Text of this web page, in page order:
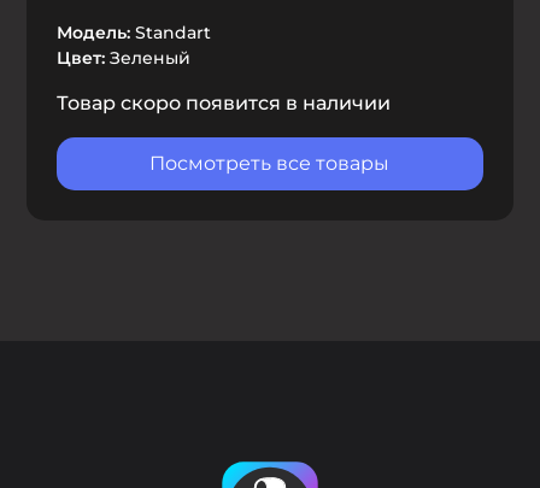
Модель:Standart
Цвет:Зеленый
Товар скоро появится в наличии
Посмотреть все товары